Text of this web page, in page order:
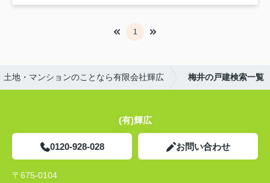
1
地・マンションのことなら有限会社輝広 梅井の戸建検索一覧
(有)輝広
0120-928-028 お問い合わせ
〒675-0104